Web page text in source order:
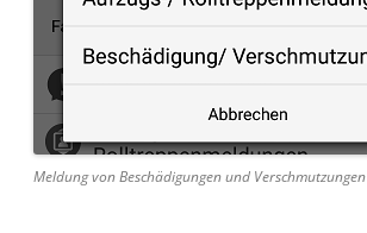
Meldung von Beschädigungen und Verschmutzungen